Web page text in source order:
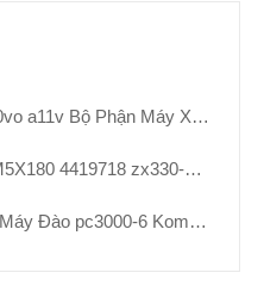
Piston Bơm Bộ Dụng Cụ Sửa Chữa Động Cơ Rexroth
3 zx350 Bộ Phận Động Cơ Của Hitachi
95930840 89659040 A2FLM355 Phụ Lục Gốc